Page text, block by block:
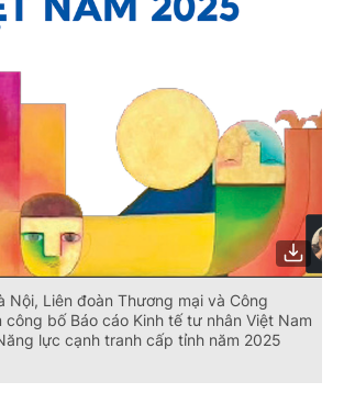
Nội, Liên đoàn Thương mại và Công
công bố Báo cáo Kinh tế tư nhân Việt Nam
lực cạnh tranh cấp tỉnh năm 2025